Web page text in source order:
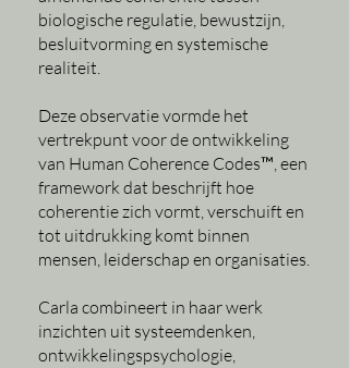
biologische regulatie, bewustzijn,
besluitvorming en systemische
realiteit.
Deze observatie vormde het
vertrekpunt voor de ontwikkeling
van Human Coherence Codes™, een
framework dat beschrijft hoe
coherentie zich vormt, verschuift en
tot uitdrukking komt binnen
mensen, leiderschap en organisaties.
Carla combineert in haar werk
inzichten uit systeemdenken,
ontwikkelingspsychologie,